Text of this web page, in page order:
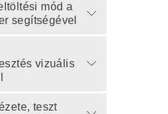
mód a
segítségével
vizuális
teszt